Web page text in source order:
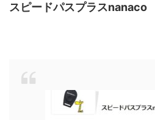
スピードパスプラスnanaco